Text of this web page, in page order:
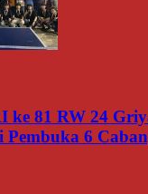
ke 81 RW 24
Pembuka 6